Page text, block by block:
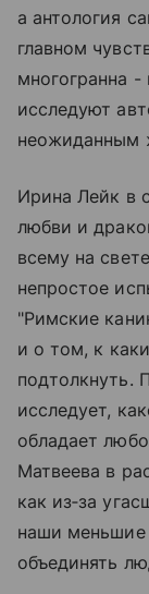
а антология
главном
многогранна
исследуют
неожиданным
Ирина Лейк в
любви и
всему на
непростое
"Римские
и о том, к
подтолкнуть.
исследует,
обладает
Матвеева в
как из‑за
наши меньшие
объединять